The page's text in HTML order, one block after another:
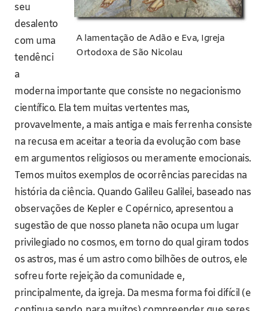
A lamentação de Adão e Eva, Igreja
Ortodoxa de São Nicolau
seu
desalento
com uma
tendênci
a
moderna importante que consiste no negacionismo
científico. Ela tem muitas vertentes mas,
provavelmente, a mais antiga e mais ferrenha consiste
na recusa em aceitar a teoria da evolução com base
em argumentos religiosos ou meramente emocionais.
Temos muitos exemplos de ocorrências parecidas na
história da ciência. Quando Galileu Galilei, baseado nas
observações de Kepler e Copérnico, apresentou a
sugestão de que nosso planeta não ocupa um lugar
privilegiado no cosmos, em torno do qual giram todos
os astros, mas é um astro como bilhões de outros, ele
sofreu forte rejeição da comunidade e,
principalmente, da igreja. Da mesma forma foi difícil (e